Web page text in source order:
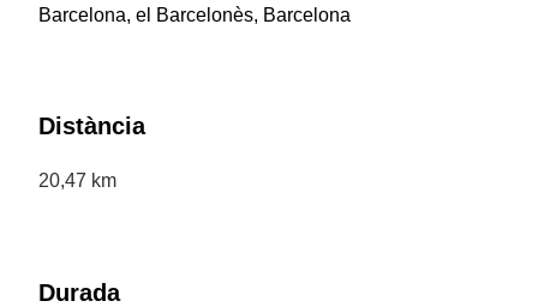
Barcelona, el Barcelonès, Barcelona
Distància
20,47 km
Durada